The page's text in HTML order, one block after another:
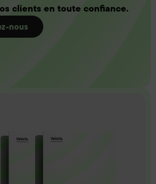
clients en toute confiance.
nous